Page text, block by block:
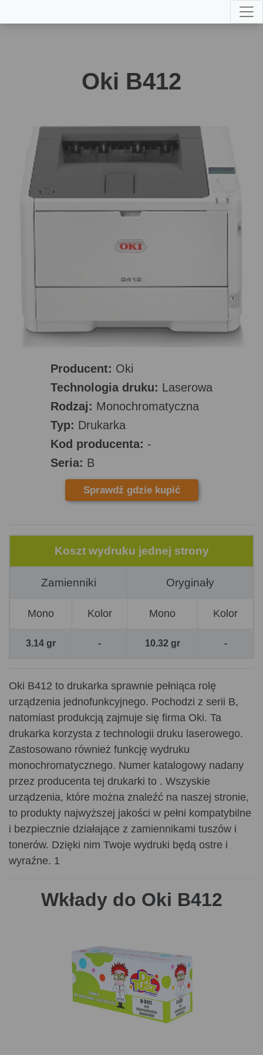
Oki B412
Producent: Oki
Technologia druku: Laserowa
Rodzaj: Monochromatyczna
Typ: Drukarka
Kod producenta: -
Seria: B
Sprawdź gdzie kupić
Koszt wydruku jednej strony
Zamienniki Oryginały
Mono Kolor Mono Kolor
3.14 gr - 10.32 gr -
Oki B412 to drukarka sprawnie pełniąca rolę
urządzenia jednofunkcyjnego. Pochodzi z serii B,
natomiast produkcją zajmuje się firma Oki. Ta
drukarka korzysta z technologii druku laserowego.
Zastosowano również funkcję wydruku
monochromatycznego. Numer katalogowy nadany
przez producenta tej drukarki to . Wszyskie
urządzenia, które można znaleźć na naszej stronie,
to produkty najwyższej jakości w pełni kompatybilne
i bezpiecznie działające z zamiennikami tuszów i
tonerów. Dzięki nim Twoje wydruki będą ostre i
wyraźne. 1
Wkłady do Oki B412